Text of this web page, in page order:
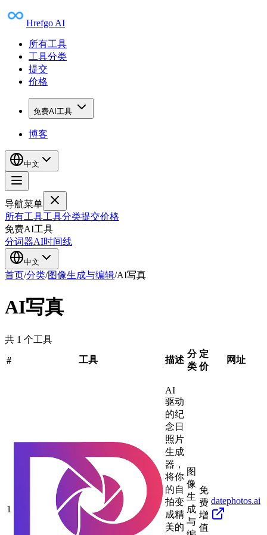
Hrefgo AI
所有工具
工具分类
提交
价格
免费AI工具
博客
中文
导航菜单
所有工具工具分类提交价格
免费AI工具
分词器AI时间线
中文
首页/分类/图像生成与编辑/AI写真
AI写真
共 1 个工具
# 工具 描述
分
类
定
价
网址
1
AI
驱动
的纪
念日
照片
生成
器，
将你
的自
拍变
成精
美的
图
像
生
成
与
免
费
增
值
datephotos.ai